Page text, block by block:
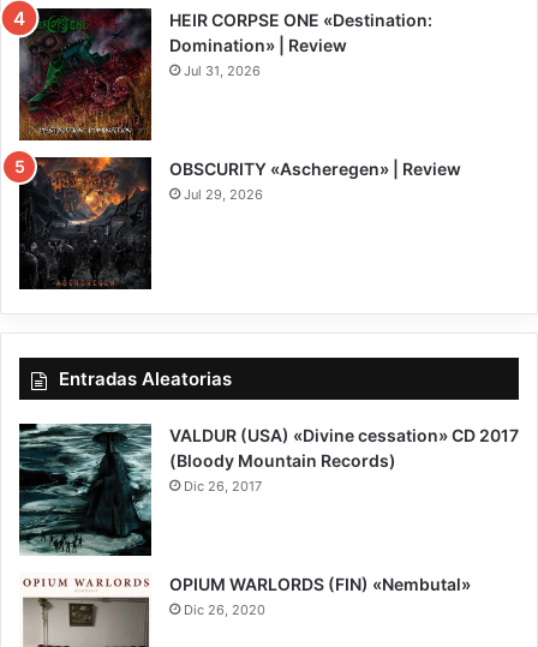
8
HEIR CORPSE ONE «Destination:
Domination» | Review
Jul 31, 2026
7.5
OBSCURITY «Ascheregen» | Review
Jul 29, 2026
Entradas Aleatorias
9
VALDUR (USA) «Divine cessation» CD 2017
(Bloody Mountain Records)
Dic 26, 2017
OPIUM WARLORDS (FIN) «Nembutal»
Dic 26, 2020